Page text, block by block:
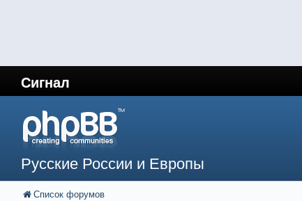
Сигнал
Русские России и Европы
Список форумов